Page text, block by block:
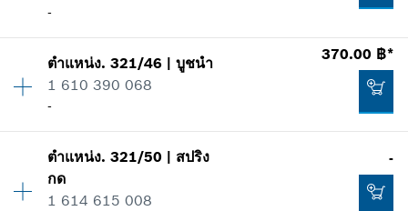
34.00 ฿*
ราคาทั้งหมดไม่รวมภาษีมูลค่าเพิ่ม
แสดงในรูป
69.00 ฿*
-
ปริมาณ 1
ราคากลุ่ม: 21
รายการการใช้
แสดงในรูป
ตำแหน่ง.321/46 |บูชนำ
1 610 390 068
-
370.00 ฿*
ปริมาณ 1
ราคากลุ่ม
ข้อมูลชิ้นส่วนอะไหล่
ตำแหน่ง.321/50 | สปริง
กด
1 614 615 008
-